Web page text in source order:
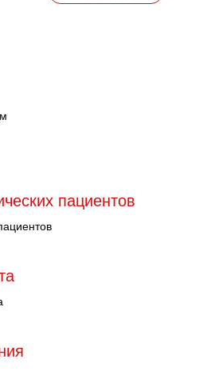
пациентов